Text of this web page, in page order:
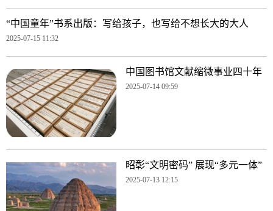
“中国童年”书系出版：写给孩子，也写给不想长大的大人
2025-07-15 11:32
中国图书馆文献缩微事业四十年
2025-07-14 09:59
昭彰“文明密码” 展现“多元一体”
2025-07-13 12:15